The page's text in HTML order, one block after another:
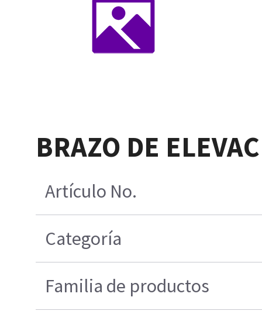
BRAZO DE
Artículo No.
Categoría
Familia de productos